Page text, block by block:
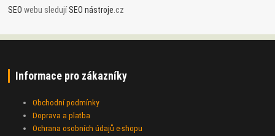
SEO webu sledujíSEO nástroje .cz
Informace pro zákazníky
Obchodní podmínky
Doprava a platba
Ochrana osobních údajů e-shopu